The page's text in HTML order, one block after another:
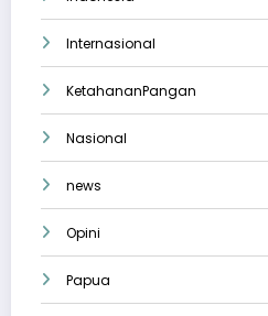
Internasional
KetahananPangan
Nasional
news
Opini
Papua